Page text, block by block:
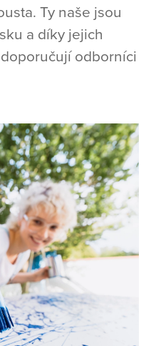
Ty naše jsou
a díky jejich
odborníci